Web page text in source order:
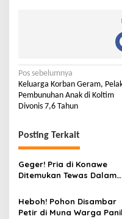
Pos sebelumnya
Keluarga Korban Geram,
Pembunuhan Anak di Koltim
Divonis 7,6 Tahun
Posting Terkait
Geger! Pria di Konawe
Ditemukan Tewas Dalam
Heboh! Pohon Disambar
Petir di Muna Warga